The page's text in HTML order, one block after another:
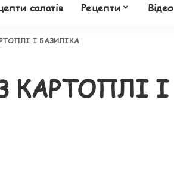
салатів Рецепти Відео
І БАЗИЛІКА
КАРТОПЛІ І